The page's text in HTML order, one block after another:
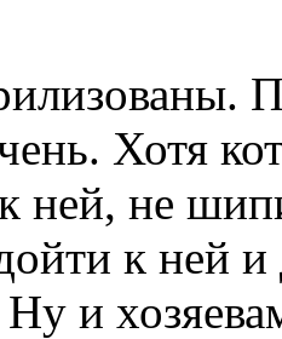
Хотя
не
к ней и
и